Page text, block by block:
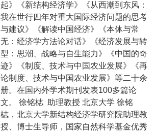
起》《新结构经济学》《从西潮到东风：
我在世行四年对重大国际经济问题的思考
与建议》《解读中国经济》《本体与常
无：经济学方法论对话》《经济发展与转
型：思潮、战略与自生能力》《中国的奇
迹》《制度、技术与中国农业发展》《再
论制度、技术与中国农业发展》等二十余
册。在国内外学术期刊发表100多篇论
文。 徐铭梽 助理教授 北京大学 徐铭
梽，北京大学新结构经济学研究院助理教
授、博士生导师，国家自然科学基金优秀